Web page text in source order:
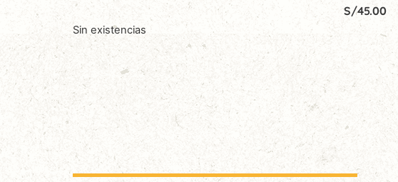
S/45.00
Sin existencias